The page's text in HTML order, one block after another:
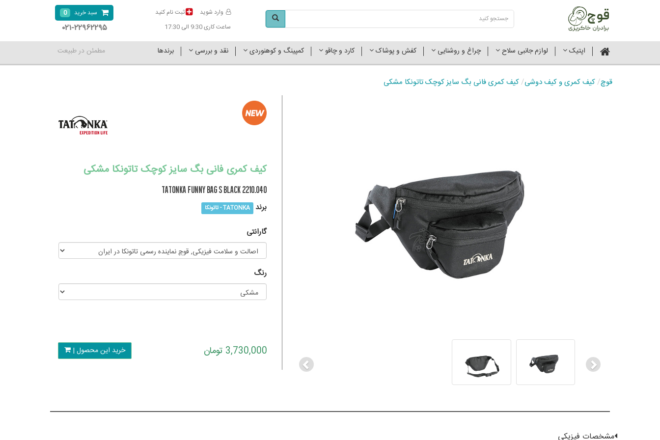
وارد شوید
ثبت نام کنید
ساعت کاری 9:30 الی 17:30
سبد خرید 0
۰۲۱-۲۲۹۶۲۲۹۵
اپتیک لوازم جانبی سلاح چراغ و روشنایی کفش و پوشاک کارد و چاقو کمپینگ و کوهنوردی نقد و بررسی برندها مطمئن در طبیعت
قوچ/ کیف کمری و کیف دوشی/ کیف کمری فانی بگ سایز کوچک تاتونکا مشکی
کیف کمری فانی بگ سایز کوچک تاتونکا مشکی
TATONKA Funny Bag S Black 2210.040
برند TATONKA - تاتونکا
گارانتی
رنگ
3,730,000 تومان خرید این محصول |
مشخصات فیزیکی